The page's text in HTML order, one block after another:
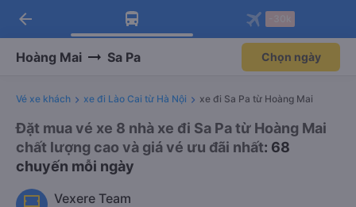
Tải app Vexere ngay!
Nhận ưu đãi thành viên độc
Mở app
Tải app Vexere
-30k/ghế khi đặt vé máy bay qua
Mở app
arrow_back
Hoàng Mai Sa Pa Chọn ngày
Vé xe khách xe đi Lào Cai từ Hà Nội xe đi Sa Pa từ Hoàng Mai
Đặt mua vé xe 8 nhà xe đi Sa Pa từ Hoàng Mai
chất lượng cao và giá vé ưu đãi nhất: 68
chuyến mỗi ngày
Vexere Team